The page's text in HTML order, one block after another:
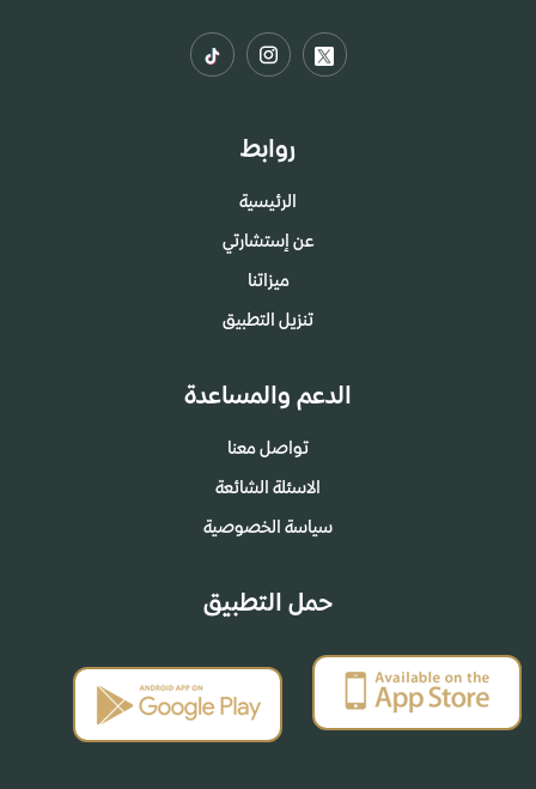
روابط
الرئيسية
عن إستشارتي
ميزاتنا
تنزيل التطبيق
الدعم والمساعدة
تواصل معنا
الاسئلة الشائعة
سياسة الخصوصية
حمل التطبيق